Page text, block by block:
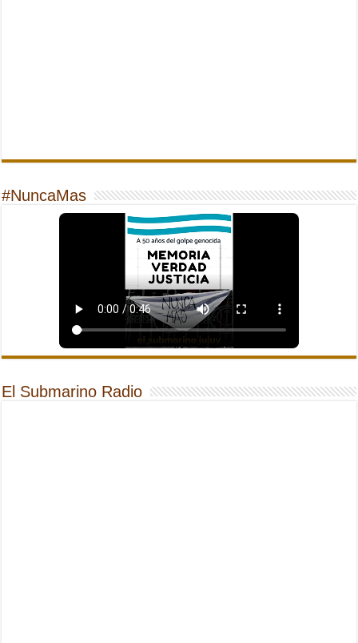
#NuncaMas
El Submarino Radio